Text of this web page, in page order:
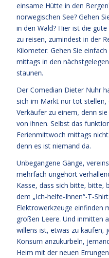
einsame Hütte in den
norwegischen See? Gehen
in den Wald? Hier ist die
zu reisen, zumindest in der
Kilometer: Gehen Sie
mittags in den
staunen.
Der Comedian Dieter Nuhr
sich im Markt nur tot stellen,
Verkäufer zu einem, denn
von ihnen. Selbst das
Ferienmittwoch mittags
denn es ist niemand da.
Unbegangene Gänge,
mehrfach ungehört
Kasse, dass sich bitte,
dem „Ich-helfe-Ihnen“-T-
Elektrowerkzeuge einfinden
großen Leere. Und inmitten
willens ist, etwas zu kaufen,
Konsum anzukurbeln,
Heim mit der neuen